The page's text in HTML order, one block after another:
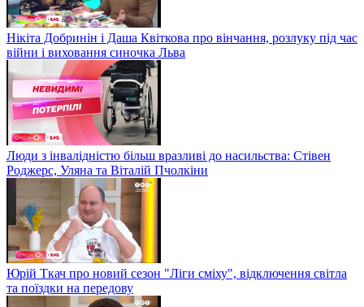
Нікіта Добринін і Даша Квіткова про вінчання, розлуку під час
війни і виховання синочка Льва
Люди з інвалідністю більш вразливі до насильства: Стівен
Роджерс, Уляна та Віталій Пчолкіни
Юрій Ткач про новий сезон "Ліги сміху", відключення світла
та поїздки на передову